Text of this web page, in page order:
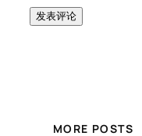
MORE POSTS